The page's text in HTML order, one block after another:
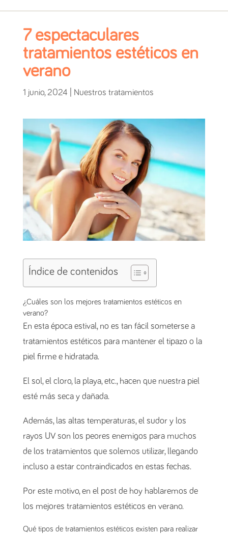
7 espectaculares
tratamientos estéticos en
verano
1 junio, 2024 Nuestros tratamientos
Índice de contenidos
¿Cuáles son los mejores tratamientos estéticos en
verano?
En esta época estival, no es tan fácil someterse a
tratamientos estéticos para mantener el tipazo o la
piel firme e hidratada.
El sol, el cloro, la playa, etc., hacen que nuestra piel
esté más seca y dañada.
Además, las altas temperaturas, el sudor y los
rayos UV son los peores enemigos para muchos
de los tratamientos que solemos utilizar, llegando
incluso a estar contraindicados en estas fechas.
Por este motivo, en el post de hoy hablaremos de
los mejores tratamientos estéticos en verano.
Qué tipos de tratamientos estéticos existen para realizar